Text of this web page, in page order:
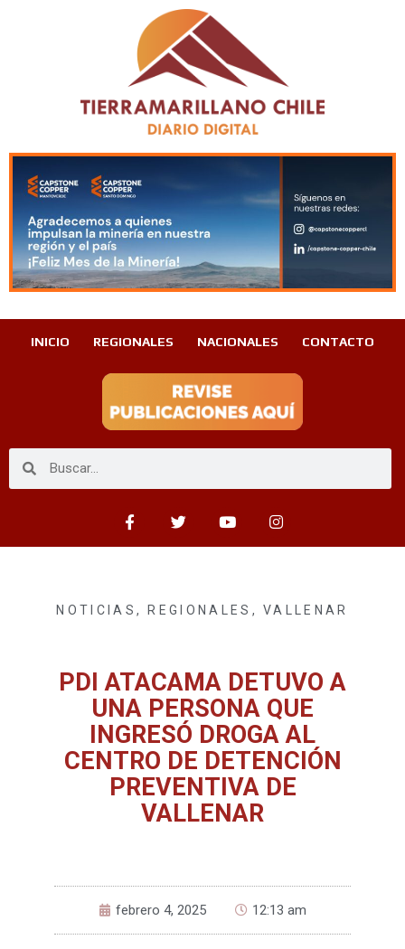
INICIO REGIONALES NACIONALES CONTACTO
NOTICIAS ,REGIONALES ,VALLENAR
PDI ATACAMA DETUVO A
UNA PERSONA QUE
INGRESÓ DROGA AL
CENTRO DE DETENCIÓN
PREVENTIVA DE
VALLENAR
febrero 4, 2025 12:13 am